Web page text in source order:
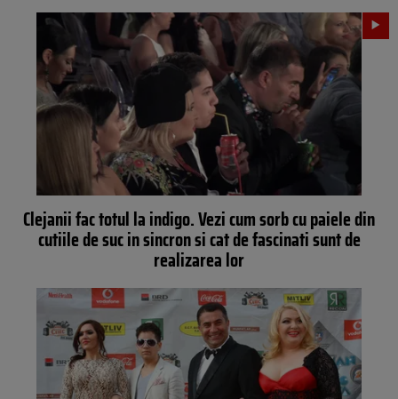
Clejanii fac totul la indigo. Vezi cum sorb cu paiele din
cutiile de suc in sincron si cat de fascinati sunt de
realizarea lor